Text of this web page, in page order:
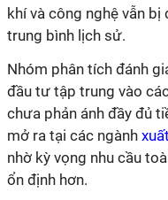
khí và công nghệ vẫn
trung bình lịch sử.
Nhóm phân tích đánh
đầu tư tập trung vào
chưa phản ánh đầy đủ
mở ra tại các ngành
nhờ kỳ vọng nhu cầu
ổn định hơn.